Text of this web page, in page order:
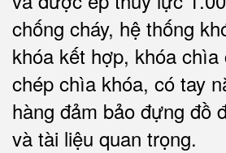
chống cháy, hệ thống
khóa kết hợp, khóa chìa
chép chìa khóa, có tay
hàng đảm bảo đựng đồ
và tài liệu quan trọng.